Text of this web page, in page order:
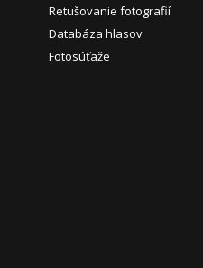
Retušovanie fotografií
Databáza hlasov
Fotosúťaže